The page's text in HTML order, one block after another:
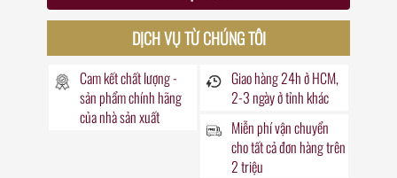
DỊCH VỤ TỪ CHÚNG TÔI
Cam kết chất lượng -
sản phẩm chính hãng
của nhà sản xuất
Giao hàng24hở HCM,
2-3 ngày ở tỉnh khác
Miễn phí vận chuyển
cho tất cả đơn hàng trên
2 triệu